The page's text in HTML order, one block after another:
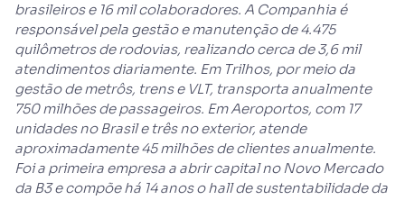
brasileiros e 16 mil colaboradores. A Companhia é
responsável pela gestão e manutenção de 4.475
quilômetros de rodovias, realizando cerca de 3,6 mil
atendimentos diariamente. Em Trilhos, por meio da
gestão de metrôs, trens e VLT, transporta anualmente
750 milhões de passageiros. Em Aeroportos, com 17
unidades no Brasil e três no exterior, atende
aproximadamente 45 milhões de clientes anualmente.
Foi a primeira empresa a abrir capital no Novo Mercado
da B3 e compõe há 14 anos o hall de sustentabilidade da